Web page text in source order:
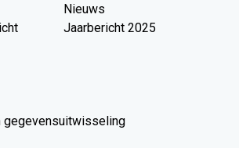
Nieuws
Jaarbericht 2025
gegevensuitwisseling